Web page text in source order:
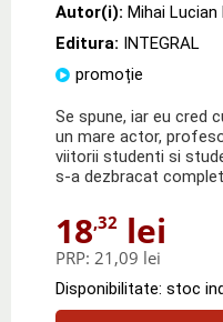
Autor(i): Mihai Lucian
Editura: INTEGRAL
promoție
Se spune, iar eu cred
un mare actor,
viitorii studenti si
s-a dezbracat
18,32 lei
PRP: 21,09 lei
Disponibilitate: stoc